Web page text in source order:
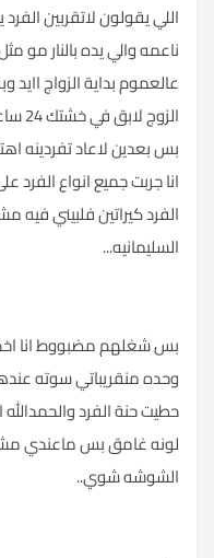
اللي يقولون لاتقربين
ناعمه والي يده بالنار مو
عالعموم بداية الزواج
بس بعدين لاعاد تفردينه
انا جربت جميع انواع
الفرد كيراتين فلبيني
السليمانيه...
بس شغلهم مضبووط انا
وحده منقريباتي سوته
حطيت حنة الفرد
لونه غامق بس ماعندي
الشوشه شوي..